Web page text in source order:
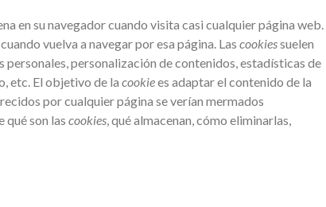
en su navegador cuando visita casi cualquier página web.
vuelva a navegar por esa página. Las cookiessuelen
personalización de contenidos, estadísticas de
etc. El objetivo de la cookiees adaptar el contenido de la
por cualquier página se verían mermados
qué son las cookies, qué almacenan, cómo eliminarlas,